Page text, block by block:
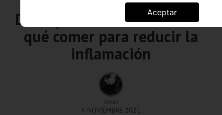
Aceptar
Alimentación saludable
Dieta para el acné: descubre
qué comer para reducir la
inflamación
VANIA
4 NOVIEMBRE 2021